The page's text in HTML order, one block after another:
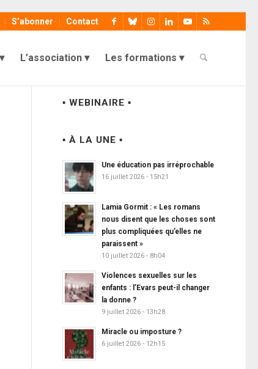
S’abonner Contact
L’association Les formations
▪ WEBINAIRE ▪
▪ À LA UNE ▪
Une éducation pas irréprochable
16 juillet 2026 - 15h21
Lamia Gormit : « Les romans
nous disent que les choses sont
plus compliquées qu’elles ne
paraissent »
10 juillet 2026 - 8h04
Violences sexuelles sur les
enfants : l’Evars peut-il changer
la donne ?
9 juillet 2026 - 13h28
Miracle ou imposture ?
6 juillet 2026 - 12h15